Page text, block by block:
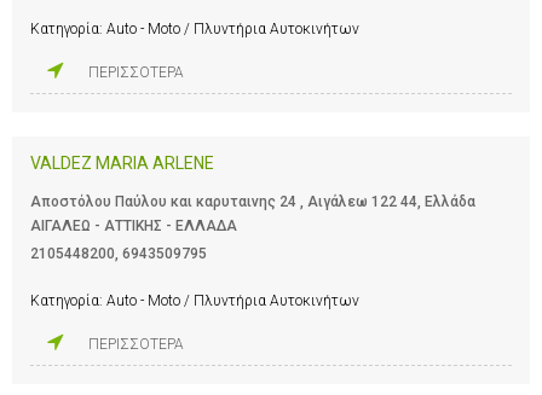
Κατηγορία: Auto - Moto / Πλυντήρια Αυτοκινήτων
ΠΕΡΙΣΣΟΤΕΡΑ
VALDEZ MARIA ARLENE
Αποστόλου Παύλου και καρυταινης 24 , Αιγάλεω 122 44, Ελλάδα
ΑΙΓΑΛΕΩ - ΑΤΤΙΚΗΣ - ΕΛΛΑΔΑ
2105448200, 6943509795
Κατηγορία: Auto - Moto / Πλυντήρια Αυτοκινήτων
ΠΕΡΙΣΣΟΤΕΡΑ